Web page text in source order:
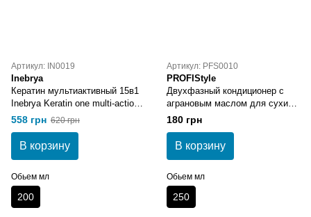
Артикул: IN0019
Inebrya
Кератин мультиактивный 15в1
Inebrya Keratin one multi-action
15in1 200 мл
558 грн 620 грн
В корзину
Обьем мл
200
Артикул: PFS0010
PROFIStyle
Двухфазный кондиционер с
аграновым маслом для сухих
и ломких волос PROFIStyle
ARGAN 250 мл
180 грн
В корзину
Обьем мл
250